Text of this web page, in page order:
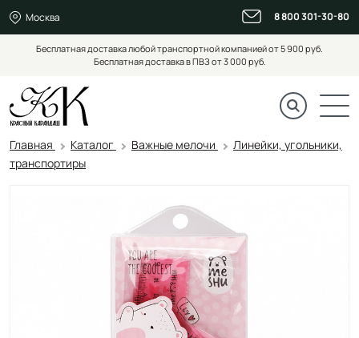
Москва 8 800 301-30-80
Бесплатная доставка любой транспортной компанией от 5 900 руб.
Бесплатная доставка в ПВЗ от 3 000 руб.
Главная Каталог Важные мелочи
Линейки, угольники,
транспортиры